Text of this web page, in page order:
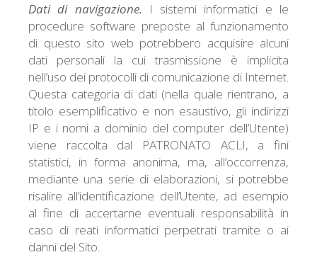
Dati di navigazione. I sistemi informatici e le
procedure software preposte al funzionamento
di questo sito web potrebbero acquisire alcuni
dati personali la cui trasmissione è implicita
nell’uso dei protocolli di comunicazione di Internet.
Questa categoria di dati (nella quale rientrano, a
titolo esemplificativo e non esaustivo, gli indirizzi
IP e i nomi a dominio del computer dell’Utente)
viene raccolta dal PATRONATO ACLI, a fini
statistici, in forma anonima, ma, all’occorrenza,
mediante una serie di elaborazioni, si potrebbe
risalire all’identificazione dell’Utente, ad esempio
al fine di accertarne eventuali responsabilità in
caso di reati informatici perpetrati tramite o ai
danni del Sito.